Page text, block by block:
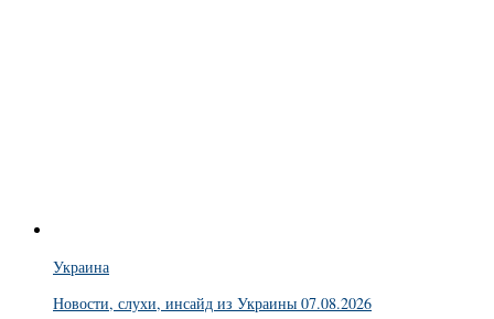
Украина
Новости, слухи, инсайд из Украины 07.08.2026